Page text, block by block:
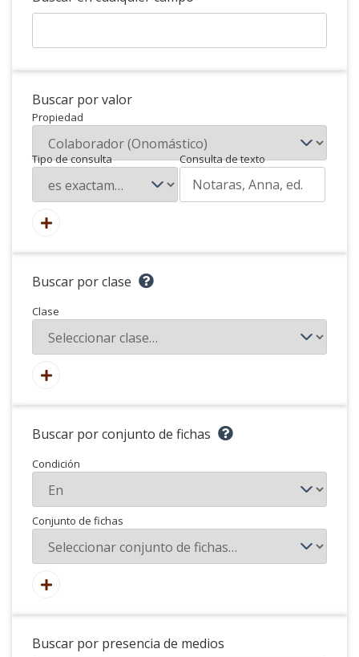
Buscar por valor
Propiedad
Tipo de consulta Consulta de texto
Buscar por clase
Clase
Buscar por conjunto de fichas
Condición
Conjunto de fichas
Buscar por presencia de medios